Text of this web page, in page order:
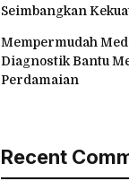
Seimbangkan
Mempermudah
Diagnostik Bantu
Perdamaian
Recent